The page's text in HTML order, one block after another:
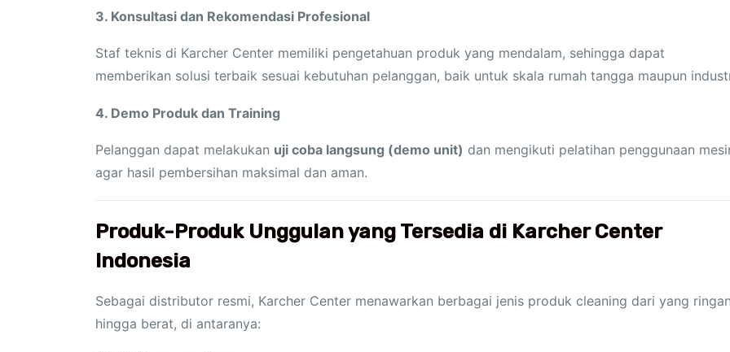
3. Konsultasi dan Rekomendasi Profesional
Staf teknis di Karcher Center memiliki pengetahuan produk yang mendalam, sehingga dapat
memberikan solusi terbaik sesuai kebutuhan pelanggan, baik untuk skala rumah tangga maupun
4. Demo Produk dan Training
Pelanggan dapat melakukan uji coba langsung (demo unit) dan mengikuti pelatihan penggunaan
agar hasil pembersihan maksimal dan aman.
Produk-Produk Unggulan yang Tersedia di Karcher Center
Indonesia
Sebagai distributor resmi, Karcher Center menawarkan berbagai jenis produk cleaning dari yang
hingga berat, di antaranya: